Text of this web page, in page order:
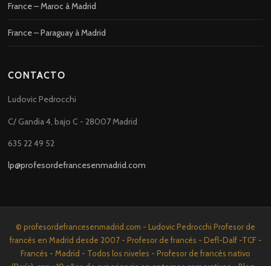
France – Maroc à Madrid
France – Paraguay à Madrid
CONTACTO
Ludovic Pedrocchi
C/ Gandia 4, bajo C - 28007 Madrid
635 22 49 52
lp@profesordefrancesenmadrid.com
© profesordefrancesenmadrid.com - Ludovic Pedrocchi Profesor de
francés en Madrid desde 2007 - Profesor de francés - Defl-Dalf -TCF -
Francés - Madrid - Todos los niveles - Profesor de francés nativo